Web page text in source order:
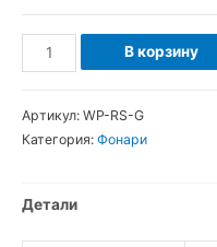
Количество
товара
резиновых
креплений
RB22
В корзину
Артикул: WP-RS-G
Категория: Фонари
Детали